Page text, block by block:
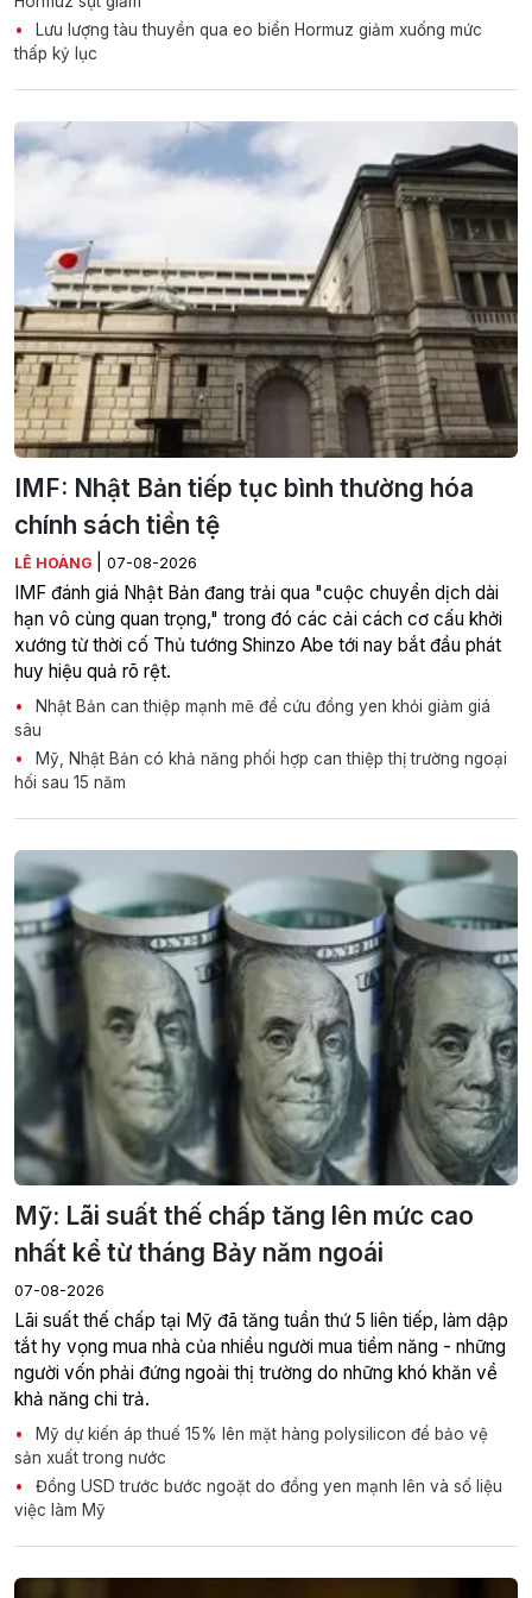
Lưu lượng tàu thuyền qua eo biển Hormuz giảm xuống mức
thấp kỷ lục
IMF: Nhật Bản tiếp tục bình thường hóa
chính sách tiền tệ
LÊ HOÀNG 07-08-2026
IMF đánh giá Nhật Bản đang trải qua "cuộc chuyển dịch dài
hạn vô cùng quan trọng," trong đó các cải cách cơ cấu khởi
xướng từ thời cố Thủ tướng Shinzo Abe tới nay bắt đầu phát
huy hiệu quả rõ rệt.
Nhật Bản can thiệp mạnh mẽ để cứu đồng yen khỏi giảm giá
sâu
Mỹ, Nhật Bản có khả năng phối hợp can thiệp thị trường ngoại
hối sau 15 năm
Mỹ: Lãi suất thế chấp tăng lên mức cao
nhất kể từ tháng Bảy năm ngoái
07-08-2026
Lãi suất thế chấp tại Mỹ đã tăng tuần thứ 5 liên tiếp, làm dập
tắt hy vọng mua nhà của nhiều người mua tiềm năng - những
người vốn phải đứng ngoài thị trường do những khó khăn về
khả năng chi trả.
Mỹ dự kiến áp thuế 15% lên mặt hàng polysilicon để bảo vệ
sản xuất trong nước
Đồng USD trước bước ngoặt do đồng yen mạnh lên và số liệu
việc làm Mỹ